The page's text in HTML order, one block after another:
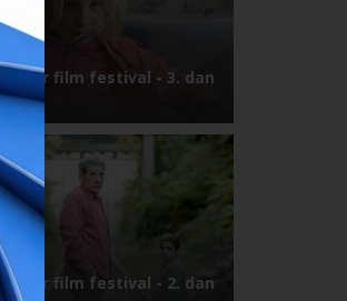
film festival - 3. dan
film festival - 2. dan